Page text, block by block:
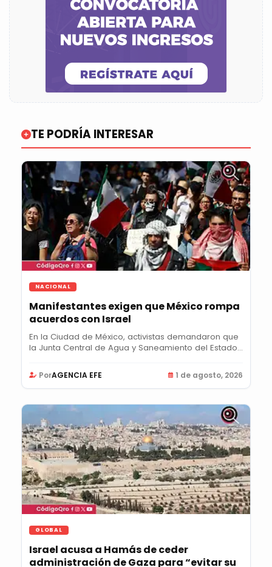
TE PODRÍA INTERESAR
NACIONAL
Manifestantes exigen que México rompa
acuerdos con Israel
En la Ciudad de México, activistas demandaron que
la Junta Central de Agua y Saneamiento del Estado...
PorAGENCIA EFE 1 de agosto, 2026
GLOBAL
Israel acusa a Hamás de ceder
administración de Gaza para “evitar su